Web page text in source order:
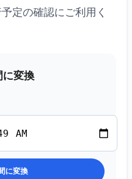
定の確認にご利用く
に変換
に変換